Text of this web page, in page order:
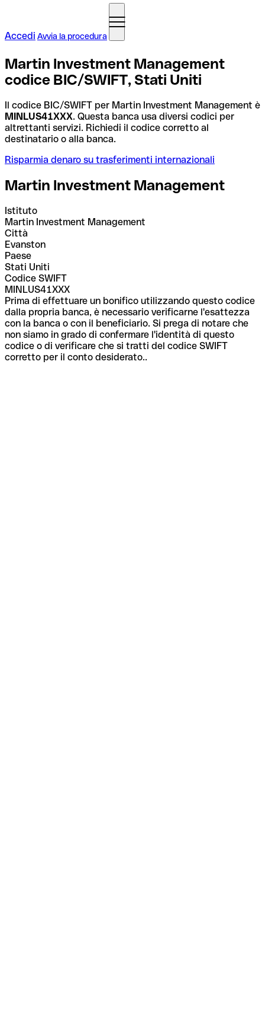
Accedi Avvia la procedura
Martin Investment Management
codice BIC/SWIFT, Stati Uniti
Il codice BIC/SWIFT per Martin Investment Management è
MINLUS41XXX. Questa banca usa diversi codici per
altrettanti servizi. Richiedi il codice corretto al
destinatario o alla banca.
Risparmia denaro su trasferimenti internazionali
Martin Investment Management
Istituto
Martin Investment Management
Città
Evanston
Paese
Stati Uniti
Codice SWIFT
MINLUS41XXX
Prima di effettuare un bonifico utilizzando questo codice
dalla propria banca, è necessario verificarne l'esattezza
con la banca o con il beneficiario. Si prega di notare che
non siamo in grado di confermare l'identità di questo
codice o di verificare che si tratti del codice SWIFT
corretto per il conto desiderato..